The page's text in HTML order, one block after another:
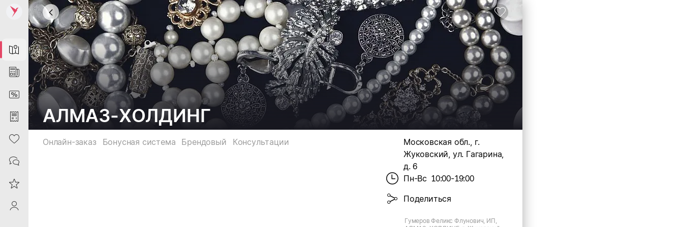
Map
News
DiscountCard
Purchases
Heart
Contacts
Reviews
ProfileSaby
АЛМАЗ-ХОЛДИНГ
Онлайн-заказ Бонусная система Брендовый Консультации
Московская обл., г.
Жуковский, ул. Гагарина,
д. 6
Пн-Вс 10:00-19:00
Поделиться
Гумеров Феликс Флунович, ИП,